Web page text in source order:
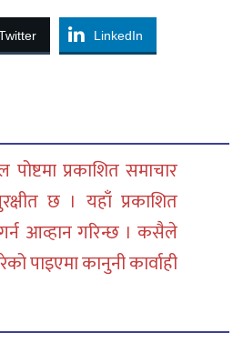
LinkedIn
प्रकाशित समाचार
छ । यहाँ प्रकाशित
आव्हान गरिन्छ । कसैले
पाइएमा कानुनी कार्वाही